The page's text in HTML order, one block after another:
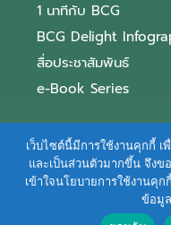
1 นาทีกับ BCG
BCG Delight
สื่อประชาสัมพันธ์
e-Book Series
ตัวอย่างธุรกิจ BCG
ข่าวและบทความ
Terms of Service|
เว็บไซต์นี้มีการใช้งานคุกกี้ เ
และเป็นส่วนตัวมากขึ้น จึงข
เข้าใจนโยบายการใช้งานคุ
ข้อมู